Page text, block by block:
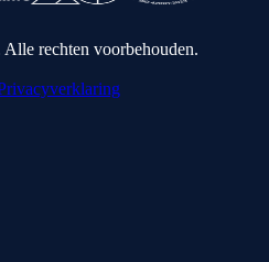
rechten voorbehouden.